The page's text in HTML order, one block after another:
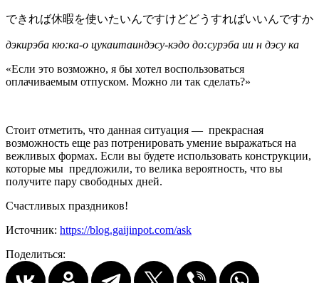
できれば休暇を使いたいんですけどどうすればいいんですか
дэкирэба кю:ка-о цукаитаиндэсу-кэдо до:сурэба ии н дэсу ка
«Если это возможно, я бы хотел воспользоваться
оплачиваемым отпуском. Можно ли так сделать?»
Стоит отметить, что данная ситуация — прекрасная
возможность еще раз потренировать умение выражаться на
вежливых формах. Если вы будете использовать конструкции,
которые мы предложили, то велика вероятность, что вы
получите пару свободных дней.
Счастливых праздников!
Источник: https://blog.gaijinpot.com/ask
Поделиться: